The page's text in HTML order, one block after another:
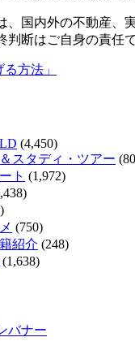
国内外の不動産
断はご自身の責任
方法」
(4,450)
スタディ・ツアー
ト (1,972)
(750)
紹介 (248)
(1,638)